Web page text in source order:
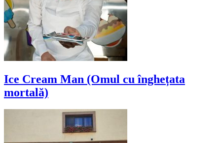
Ice Cream Man (Omul cu înghețata
mortală)